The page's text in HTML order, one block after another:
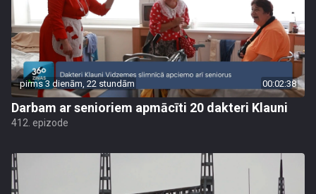
pirms 3 dienām, 22 stundām 00:02:38
Darbam ar senioriem apmācīti 20 dakteri Klauni
412. epizode